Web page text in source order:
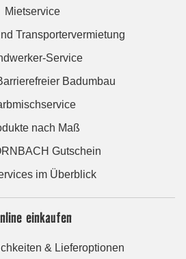
Mietservice
Transportervermietung
Service
Badumbau
nach Maß
Gutschein
im Überblick
einkaufen
& Lieferoptionen